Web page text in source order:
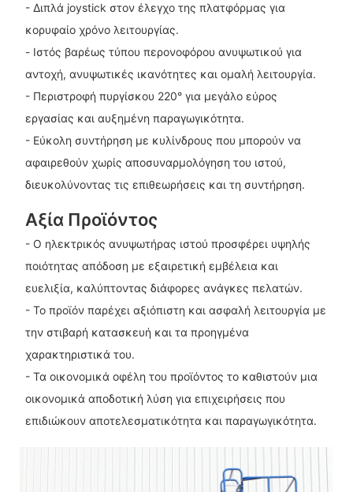
- Διπλά joystick στον έλεγχο της πλατφόρμας για
κορυφαίο χρόνο λειτουργίας.
- Ιστός βαρέως τύπου περονοφόρου ανυψωτικού για
αντοχή, ανυψωτικές ικανότητες και ομαλή λειτουργία.
- Περιστροφή πυργίσκου 220° για μεγάλο εύρος
εργασίας και αυξημένη παραγωγικότητα.
- Εύκολη συντήρηση με κυλίνδρους που μπορούν να
αφαιρεθούν χωρίς αποσυναρμολόγηση του ιστού,
διευκολύνοντας τις επιθεωρήσεις και τη συντήρηση.
Αξία Προϊόντος
- Ο ηλεκτρικός ανυψωτήρας ιστού προσφέρει υψηλής
ποιότητας απόδοση με εξαιρετική εμβέλεια και
ευελιξία, καλύπτοντας διάφορες ανάγκες πελατών.
- Το προϊόν παρέχει αξιόπιστη και ασφαλή λειτουργία με
την στιβαρή κατασκευή και τα προηγμένα
χαρακτηριστικά του.
- Τα οικονομικά οφέλη του προϊόντος το καθιστούν μια
οικονομικά αποδοτική λύση για επιχειρήσεις που
επιδιώκουν αποτελεσματικότητα και παραγωγικότητα.